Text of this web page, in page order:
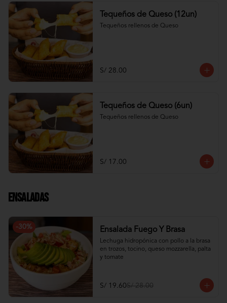
Tequeños de Queso (12un)
Tequeños rellenos de Queso
S/ 28.00
Tequeños de Queso (6un)
Tequeños rellenos de Queso
S/ 17.00
Ensaladas
-30% Ensalada Fuego Y Brasa
Lechuga hidropónica con pollo a la brasa
en trozos, tocino, queso mozzarella, palta
y tomate
S/ 19.60S/ 28.00